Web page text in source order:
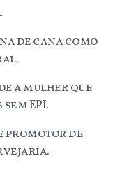
de cana como
a mulher que
EPI.
promotor de